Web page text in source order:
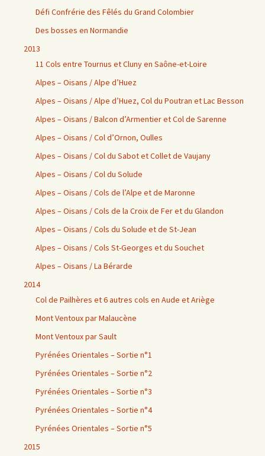
Défi Confrérie des Fêlés du Grand Colombier
Des bosses en Normandie
2013
11 Cols entre Tournus et Cluny en Saône-et-Loire
Alpes – Oisans / Alpe d’Huez
Alpes – Oisans / Alpe d’Huez, Col du Poutran et Lac Besson
Alpes – Oisans / Balcon d’Armentier et Col de Sarenne
Alpes – Oisans / Col d’Ornon, Oulles
Alpes – Oisans / Col du Sabot et Collet de Vaujany
Alpes – Oisans / Col du Solude
Alpes – Oisans / Cols de l’Alpe et de Maronne
Alpes – Oisans / Cols de la Croix de Fer et du Glandon
Alpes – Oisans / Cols du Solude et de St-Jean
Alpes – Oisans / Cols St-Georges et du Souchet
Alpes – Oisans / La Bérarde
2014
Col de Pailhères et 6 autres cols en Aude et Ariège
Mont Ventoux par Malaucène
Mont Ventoux par Sault
Pyrénées Orientales – Sortie n°1
Pyrénées Orientales – Sortie n°2
Pyrénées Orientales – Sortie n°3
Pyrénées Orientales – Sortie n°4
Pyrénées Orientales – Sortie n°5
2015